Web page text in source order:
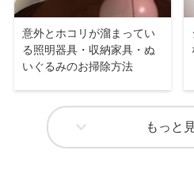
意外とホコリが溜まってい
る照明器具・収納家具・ぬ
いぐるみのお掃除方法
もっと